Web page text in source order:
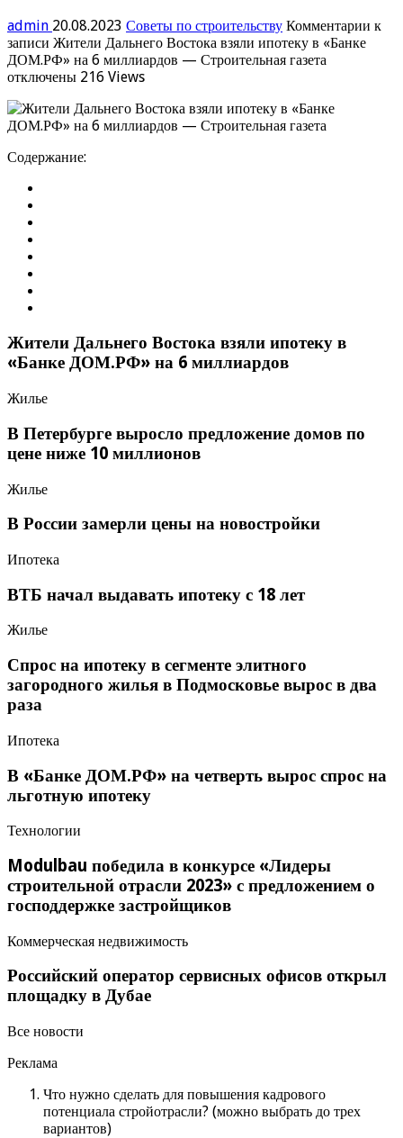
admin 20.08.2023 Советы по строительству Комментарии к
записи Жители Дальнего Востока взяли ипотеку в «Банке
ДОМ.РФ» на 6 миллиардов — Строительная газета
отключены 216 Views
Содержание:
Жители Дальнего Востока взяли ипотеку в
«Банке ДОМ.РФ» на 6 миллиардов
Жилье
В Петербурге выросло предложение домов по
цене ниже 10 миллионов
Жилье
В России замерли цены на новостройки
Ипотека
ВТБ начал выдавать ипотеку с 18 лет
Жилье
Спрос на ипотеку в сегменте элитного
загородного жилья в Подмосковье вырос в два
раза
Ипотека
В «Банке ДОМ.РФ» на четверть вырос спрос на
льготную ипотеку
Технологии
Modulbau победила в конкурсе «Лидеры
строительной отрасли 2023» с предложением о
господдержке застройщиков
Коммерческая недвижимость
Российский оператор сервисных офисов открыл
площадку в Дубае
Все новости
Реклама
Что нужно сделать для повышения кадрового
потенциала стройотрасли? (можно выбрать до трех
вариантов)